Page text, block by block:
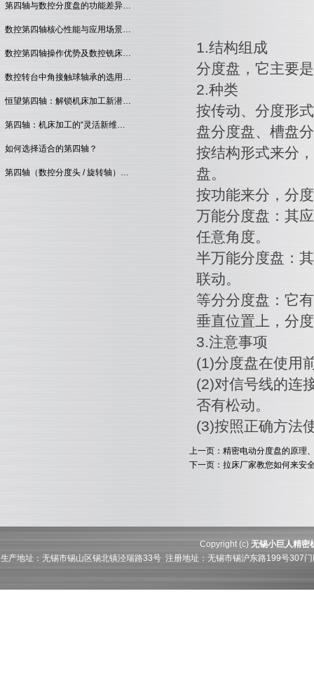
第四轴与数控分度盘的功能差异…
数控第四轴核心性能与应用场景…
数控第四轴操作优势及数控铣床…
数控转台中角接触球轴承的选用…
恒望第四轴：解锁机床加工新潜…
第四轴：机床加工的“灵活新维…
如何选择适合的第四轴？
第四轴（数控分度头 / 旋转轴）…
1.结构组成
分度盘，它主要
2.种类
按传动、分度形
盘分度盘、槽盘
按结构形式来分
盘。
按功能来分，分
万能分度盘：其
任意角度。
半万能分度盘：
联动。
等分分度盘：它
垂直位置上，分
3.注意事项
(1)分度盘在使用
(2)对信号线的连
否有松动。
(3)按照正确方法
上一页：精密电动分度盘的原理
下一页：拉床厂家教您如何来安
Copyright (c)无锡小巨人精密
生产地址：无锡市锡山区锡北镇泾瑞路33号 注册地址：无锡市锡沪东路199号